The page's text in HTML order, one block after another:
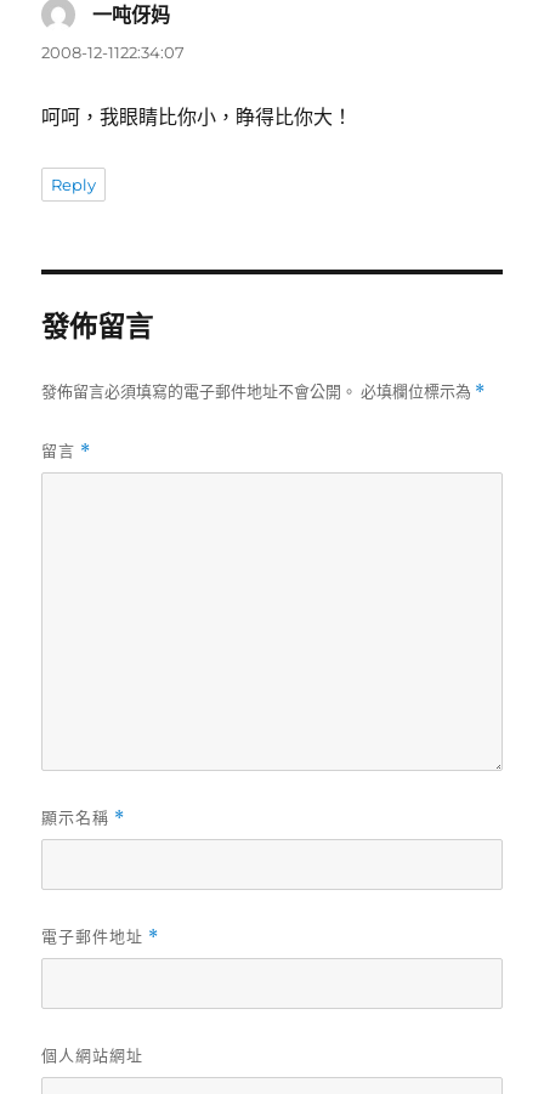
一吨伢妈
示:
2008-12-1122:34:07
呵呵，我眼睛比你小，睁得比你大！
Reply
發佈留言
發佈留言必須填寫的電子郵件地址不會公開。 必填欄位標示為 *
留言 *
顯示名稱 *
電子郵件地址 *
個人網站網址